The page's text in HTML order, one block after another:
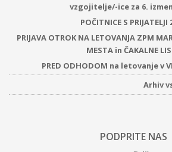
vzgojitelje/-ice za 6.
POČITNICE S PRIJATELJI
PRIJAVA OTROK NA LETOVANJA ZPM
MESTA in ČAKALNE
PRED ODHODOM na letovanje v
Arhiv
PODPRITE NAS